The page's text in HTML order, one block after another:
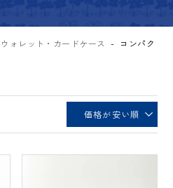
ウォレット・カードケース コンパクト
価格が安い順